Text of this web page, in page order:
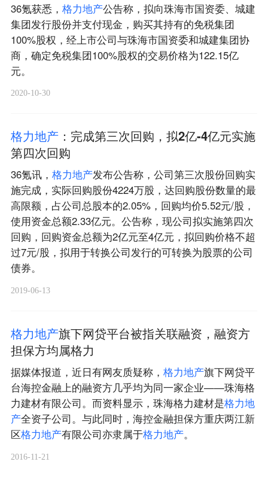
36氪获悉， 格力地产公告称，拟向珠海市国资委、城建
集团发行股份并支付现金，购买其持有的免税集团
100%股权，经上市公司与珠海市国资委和城建集团协
商，确定免税集团100%股权的交易价格为122.15亿
元。
2020-10-30
格力地产：完成第三次回购，拟2亿-4亿元实施
第四次回购
36氪讯， 格力地产发布公告称，公司第三次股份回购实
施完成，实际回购股份4224万股，达回购股份数量的最
高限额，占公司总股本的2.05%，回购均价5.52元/股，
使用资金总额2.33亿元。公告称，现公司拟实施第四次
回购，回购资金总额为2亿元至4亿元，拟回购价格不超
过7元/股，拟用于转换公司发行的可转换为股票的公司
债券。
2019-06-13
格力地产旗下网贷平台被指关联融资，融资方
担保方均属格力
据媒体报道，近日有网友质疑称， 格力地产旗下网贷平
台海控金融上的融资方几乎均为同一家企业——珠海格
力建材有限公司。而资料显示，珠海格力建材是格力地
产全资子公司。与此同时，海控金融担保方重庆两江新
区格力地产有限公司亦隶属于格力地产。
2016-11-21